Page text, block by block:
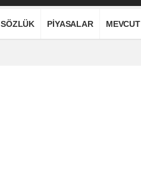
SÖZLÜK PIYASALAR MEVCUT